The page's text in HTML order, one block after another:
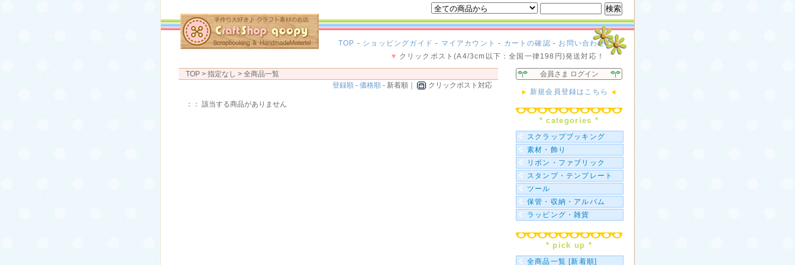
TOP - ショッピングガイド - マイアカウント - カートの確認 - お問い合わせ
♥ クリックポスト(A4/3cm以下：全国一律198円)発送対応！
TOP > 指定なし > 全商品一覧
登録順 - 価格順 - 新着順｜ クリックポスト対応
：： 該当する商品がありません
会員さま ログイン
新規会員登録はこちら
* categories *
スクラップブッキング
素材・飾り
リボン・ファブリック
スタンプ・テンプレート
ツール
保管・収納・アルバム
ラッピング・雑貨
* pick up *
全商品一覧 [新着順]